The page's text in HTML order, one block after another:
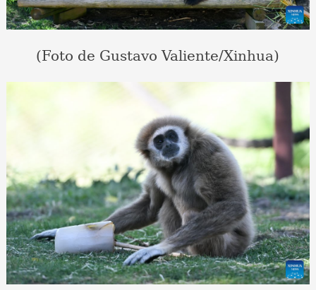
(Foto de Gustavo Valiente/Xinhua)